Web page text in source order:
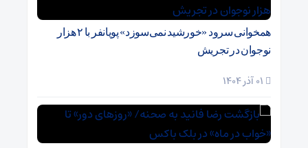
همخوانی سرود «خورشید نمی‌سوزد» پویانفر با ۲ هزار
نوجوان در تجریش